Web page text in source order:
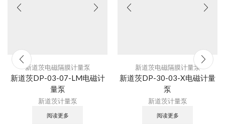
新道茨电磁隔膜计量泵
新道茨DP-03-07-LM电磁计
量泵
新道茨计量泵
阅读更多
新道茨电磁隔膜计量泵
新道茨DP-30-03-X电磁计量
泵
新道茨计量泵
阅读更多